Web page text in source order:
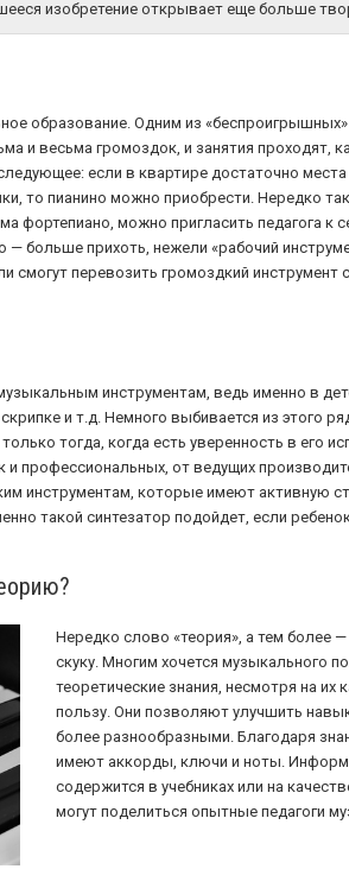
изобретение открывает еще больше
образование. Одним из
и весьма громоздок, и занятия проходят,
если в квартире достаточно
то пианино можно приобрести. Нередко
фортепиано, можно пригласить педагога к
больше прихоть, нежели «рабочий
перевозить громоздкий инструмент
инструментам, ведь именно в
и т.д. Немного выбивается из этого
тогда, когда есть уверенность в его
и профессиональных, от ведущих
инструментам, которые имеют активную
такой синтезатор подойдет, если
Нередко слово «теория», а тем более
скуку. Многим хочется музыкального
теоретические знания, несмотря на
пользу. Они позволяют улучшить
более разнообразными. Благодаря
имеют аккорды, ключи и ноты.
содержится в учебниках или на
могут поделиться опытные педагоги